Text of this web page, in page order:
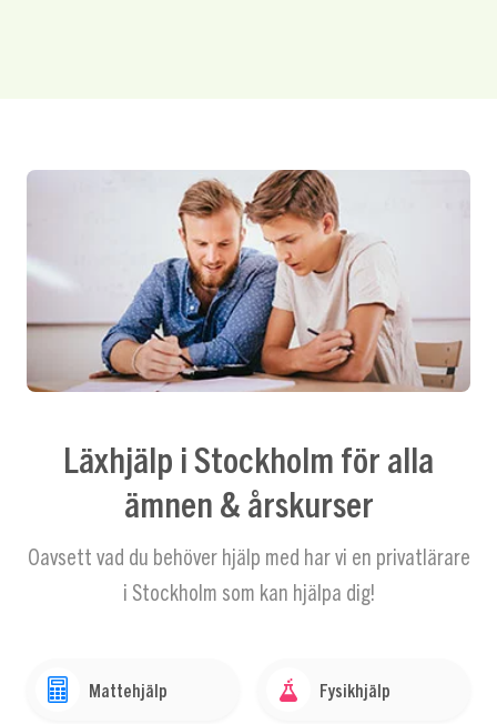
Läxhjälp i Stockholm för alla
ämnen & årskurser
Oavsett vad du behöver hjälp med har vi en privatlärare
i Stockholm som kan hjälpa dig!
Mattehjälp Fysikhjälp